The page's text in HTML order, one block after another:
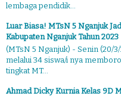
lembaga pendidik...
Luar Biasa! MTsN 5 Nganjuk
Kabupaten Nganjuk Tahun 2023
(MTsN 5 Nganjuk) - Senin (20/
melalui 34 siswa/i nya
tingkat MT...
Ahmad Dicky Kurnia Kelas 9D